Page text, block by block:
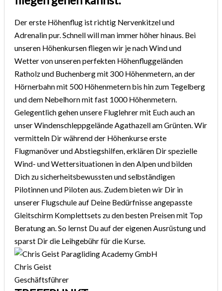
Der erste Höhenflug ist richtig Nervenkitzel und
Adrenalin pur. Schnell will man immer höher hinaus. Bei
unseren Höhenkursen fliegen wir je nach Wind und
Wetter von unseren perfekten Höhenfluggeländen
Ratholz und Buchenberg mit 300 Höhenmetern, an der
Hörnerbahn mit 500 Höhenmetern bis hin zum Tegelberg
und dem Nebelhorn mit fast 1000 Höhenmetern.
Gelegentlich gehen unsere Fluglehrer mit Euch auch an
unser Windenschleppgelände Agathazell am Grünten. Wir
vermitteln Dir während der Höhenkurse erste
Flugmanöver und Abstiegshilfen, erklären Dir spezielle
Wind- und Wettersituationen in den Alpen und bilden
Dich zu sicherheitsbewussten und selbständigen
Pilotinnen und Piloten aus. Zudem bieten wir Dir in
unserer Flugschule auf Deine Bedürfnisse angepasste
Gleitschirm Komplettsets zu den besten Preisen mit Top
Beratung an. So lernst Du auf der eigenen Ausrüstung und
sparst Dir die Leihgebühr für die Kurse.
Chris Geist
Geschäftsführer